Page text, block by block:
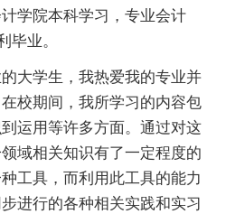
学院本科学习，专业会计
毕业。
大学生，我热爱我的专业并
校期间，我所学习的内容包
运用等许多方面。通过对这
域相关知识有了一定程度的
工具，而利用此工具的能力
进行的各种相关实践和实习